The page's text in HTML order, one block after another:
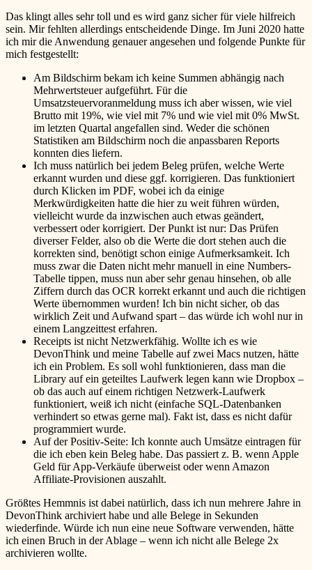
Das klingt alles sehr toll und es wird ganz sicher für viele hilfreich
sein. Mir fehlten allerdings entscheidende Dinge. Im Juni 2020 hatte
ich mir die Anwendung genauer angesehen und folgende Punkte für
mich festgestellt:
Am Bildschirm bekam ich keine Summen abhängig nach
Mehrwertsteuer aufgeführt. Für die
Umsatzsteuervoranmeldung muss ich aber wissen, wie viel
Brutto mit 19%, wie viel mit 7% und wie viel mit 0% MwSt.
im letzten Quartal angefallen sind. Weder die schönen
Statistiken am Bildschirm noch die anpassbaren Reports
konnten dies liefern.
Ich muss natürlich bei jedem Beleg prüfen, welche Werte
erkannt wurden und diese ggf. korrigieren. Das funktioniert
durch Klicken im PDF, wobei ich da einige
Merkwürdigkeiten hatte die hier zu weit führen würden,
vielleicht wurde da inzwischen auch etwas geändert,
verbessert oder korrigiert. Der Punkt ist nur: Das Prüfen
diverser Felder, also ob die Werte die dort stehen auch die
korrekten sind, benötigt schon einige Aufmerksamkeit. Ich
muss zwar die Daten nicht mehr manuell in eine Numbers-
Tabelle tippen, muss nun aber sehr genau hinsehen, ob alle
Ziffern durch das OCR korrekt erkannt und auch die richtigen
Werte übernommen wurden! Ich bin nicht sicher, ob das
wirklich Zeit und Aufwand spart – das würde ich wohl nur in
einem Langzeittest erfahren.
Receipts ist nicht Netzwerkfähig. Wollte ich es wie
DevonThink und meine Tabelle auf zwei Macs nutzen, hätte
ich ein Problem. Es soll wohl funktionieren, dass man die
Library auf ein geteiltes Laufwerk legen kann wie Dropbox –
ob das auch auf einem richtigen Netzwerk-Laufwerk
funktioniert, weiß ich nicht (einfache SQL-Datenbanken
verhindert so etwas gerne mal). Fakt ist, dass es nicht dafür
programmiert wurde.
Auf der Positiv-Seite: Ich konnte auch Umsätze eintragen für
die ich eben kein Beleg habe. Das passiert z. B. wenn Apple
Geld für App-Verkäufe überweist oder wenn Amazon
Affiliate-Provisionen auszahlt.
Größtes Hemmnis ist dabei natürlich, dass ich nun mehrere Jahre in
DevonThink archiviert habe und alle Belege in Sekunden
wiederfinde. Würde ich nun eine neue Software verwenden, hätte
ich einen Bruch in der Ablage – wenn ich nicht alle Belege 2x
archivieren wollte.